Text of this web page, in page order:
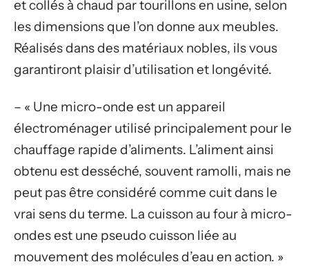
et collés à chaud par tourillons en usine, selon
les dimensions que l’on donne aux meubles.
Réalisés dans des matériaux nobles, ils vous
garantiront plaisir d’utilisation et longévité.
– « Une micro-onde est un appareil
électroménager utilisé principalement pour le
chauffage rapide d’aliments. L’aliment ainsi
obtenu est desséché, souvent ramolli, mais ne
peut pas être considéré comme cuit dans le
vrai sens du terme. La cuisson au four à micro-
ondes est une pseudo cuisson liée au
mouvement des molécules d’eau en action. »